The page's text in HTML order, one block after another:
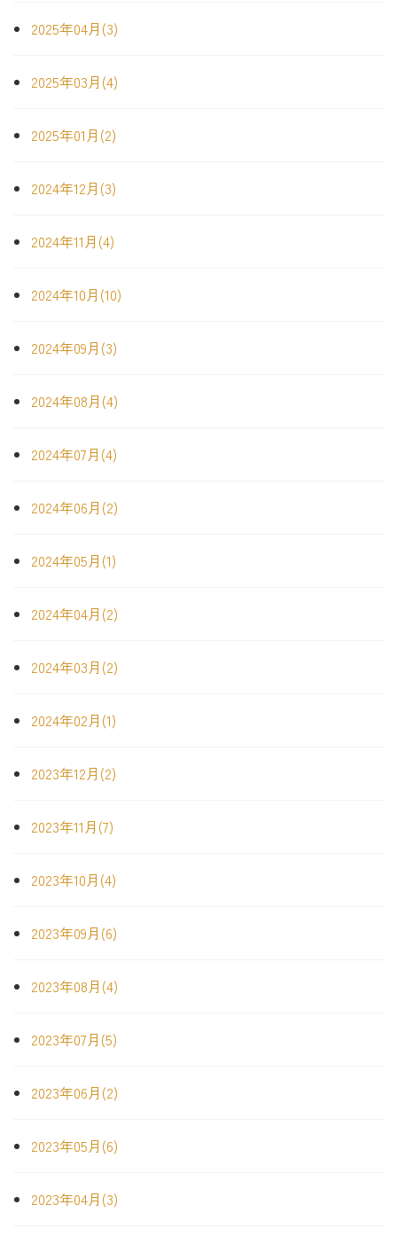
2025年04月(3)
2025年03月(4)
2025年01月(2)
2024年12月(3)
2024年11月(4)
2024年10月(10)
2024年09月(3)
2024年08月(4)
2024年07月(4)
2024年06月(2)
2024年05月(1)
2024年04月(2)
2024年03月(2)
2024年02月(1)
2023年12月(2)
2023年11月(7)
2023年10月(4)
2023年09月(6)
2023年08月(4)
2023年07月(5)
2023年06月(2)
2023年05月(6)
2023年04月(3)